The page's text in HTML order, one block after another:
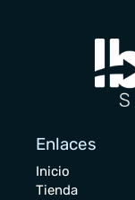
Enlaces
Inicio
Tienda